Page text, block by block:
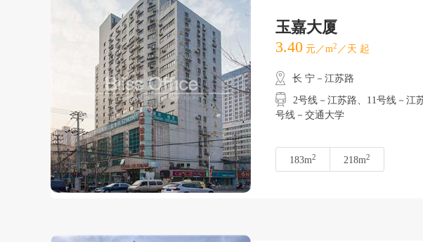
玉嘉大厦
3.40 元／m2 ／天 起
长 宁－江苏路
2号线－江苏路、11号线－江苏
号线－交通大学
183m2 218m2